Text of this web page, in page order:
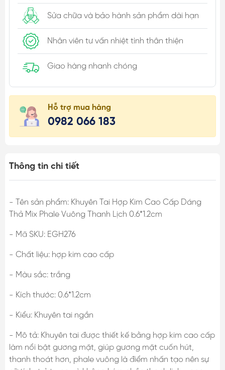
Sửa chữa và bảo hành sản phẩm dài hạn
Nhân viên tư vấn nhiệt tình thân thiện
Giao hàng nhanh chóng
Hỗ trợ mua hàng
0982 066 183
Thông tin chi tiết
- Tên sản phẩm: Khuyên Tai Hợp Kim Cao Cấp Dáng
Thả Mix Phale Vuông Thanh Lịch 0.6*1.2cm
- Mã SKU: EGH276
- Chất liệu: hợp kim cao cấp
- Màu sắc: trắng
- Kích thước: 0.6*1.2cm
- Kiểu: Khuyên tai ngắn
- Mô tả: Khuyên tai được thiết kế bằng hợp kim cao cấp
làm nổi bật gương mặt, giúp gương mặt cuốn hút,
thanh thoát hơn, phale vuông là điểm nhấn tạo nên sự